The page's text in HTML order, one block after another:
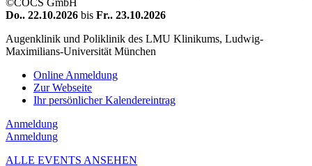
Do.. 22.10.2026 bis Fr.. 23.10.2026
Augenklinik und Poliklinik des LMU Klinikums, Ludwig-
Maximilians-Universität München
Online Anmeldung
Zur Webseite
Ihr persönlicher Kalendereintrag
Anmeldung
Anmeldung
ALLE EVENTS ANSEHEN